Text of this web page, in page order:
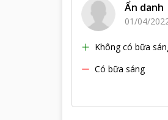
Ẩn danh
01/04/
Không có bữa
Có bữa sáng